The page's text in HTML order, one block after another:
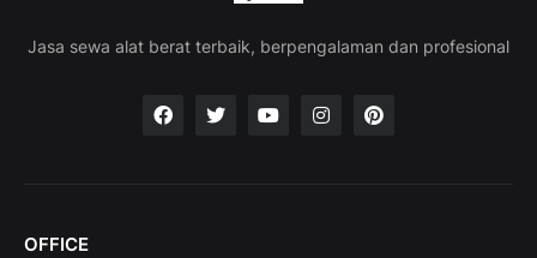
Jasa sewa alat berat terbaik, berpengalaman dan profesional
OFFICE